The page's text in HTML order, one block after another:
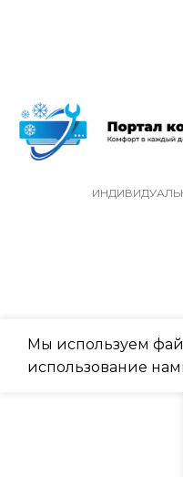
Мы используем
использование